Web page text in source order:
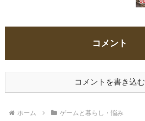
コメント
コメントを書き込む
ホーム ゲームと暮らし・悩み